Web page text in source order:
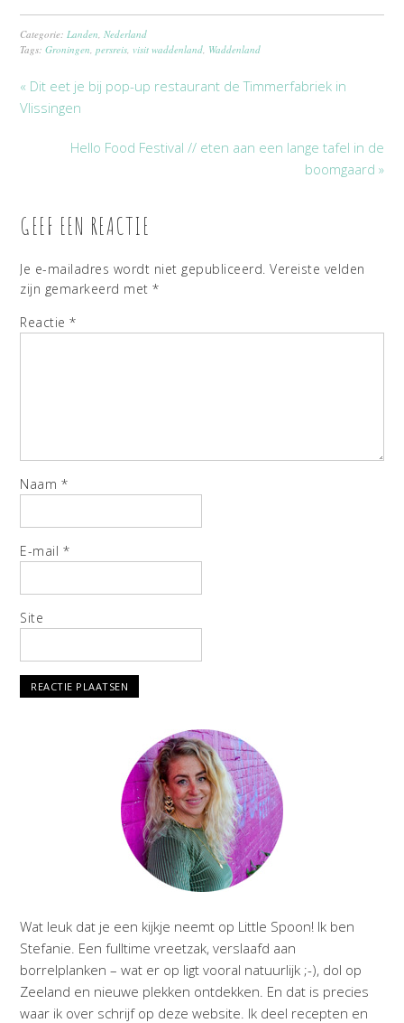
Categorie: Landen ,Nederland
Tags:Groningen ,persreis visit waddenland Waddenland
« Dit eet je bij pop-up restaurant de Timmerfabriek in
Vlissingen
Hello Food Festival // eten aan een lange tafel in de
boomgaard »
GEEF EEN REACTIE
Je e-mailadres wordt niet gepubliceerd. Vereiste velden
zijn gemarkeerd met*
Reactie*
Naam *
E-mail *
Site
Wat leuk dat je een kijkje neemt op Little Spoon! Ik ben
Stefanie. Een fulltime vreetzak, verslaafd aan
borrelplanken – wat er op ligt vooral natuurlijk ;-), dol op
Zeeland en nieuwe plekken ontdekken. En dat is precies
waar ik over schrijf op deze website. Ik deel recepten en